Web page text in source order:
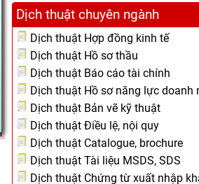
Dịch thuật chuyên ngành
Dịch thuật Hợp đồng kinh tế
Dịch thuật Hồ sơ thầu
Dịch thuật Báo cáo tài chính
Dịch thuật Hồ sơ năng lực doanh
Dịch thuật Bản vẽ kỹ thuật
Dịch thuật Điều lệ, nội quy
Dịch thuật Catalogue, brochure
Dịch thuật Tài liệu MSDS, SDS
Dịch thuật Chứng từ xuất nhập